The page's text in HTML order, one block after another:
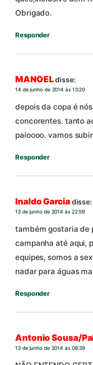
Obrigado.
Responder
MANOELdisse:
14 de junho de 2014 às 13:20
depois da copa é
concorentes. tanto
paioooo. vamos
Responder
Inaldo Garciadisse:
13 de junho de 2014 às 22:59
também gostaria de
campanha até aqui,
equipes, somos a
nadar para águas
Responder
Antonio Sousa/
13 de junho de 2014 às 08:39